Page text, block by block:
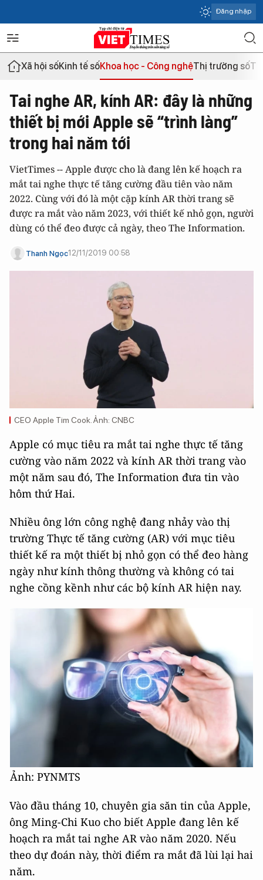
Đăng nhập
Xã hội sốKinh tế sốKhoa học - Công nghệThị trường số
Tai nghe AR, kính AR: đây là những
thiết bị mới Apple sẽ “trình làng”
trong hai năm tới
VietTimes -- Apple được cho là đang lên kế hoạch ra
mắt tai nghe thực tế tăng cường đầu tiên vào năm
2022. Cùng với đó là một cặp kính AR thời trang sẽ
được ra mắt vào năm 2023, với thiết kế nhỏ gọn, người
dùng có thể đeo được cả ngày, theo The Information.
Thanh Ngọc12/11/2019 00:58
CEO Apple Tim Cook. Ảnh: CNBC
Apple có mục tiêu ra mắt tai nghe thực tế tăng
cường vào năm 2022 và kính AR thời trang vào
một năm sau đó, The Information đưa tin vào
hôm thứ Hai.
Nhiều ông lớn công nghệ đang nhảy vào thị
trường Thực tế tăng cường (AR) với mục tiêu
thiết kế ra một thiết bị nhỏ gọn có thể đeo hàng
ngày như kính thông thường và không có tai
nghe cồng kềnh như các bộ kính AR hiện nay.
Ảnh: PYNMTS
Vào đầu tháng 10, chuyên gia săn tin của Apple,
ông Ming-Chi Kuo cho biết Apple đang lên kế
hoạch ra mắt tai nghe AR vào năm 2020. Nếu
theo dự đoán này, thời điểm ra mắt đã lùi lại hai
năm.